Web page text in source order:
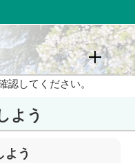
してください。
よう
う